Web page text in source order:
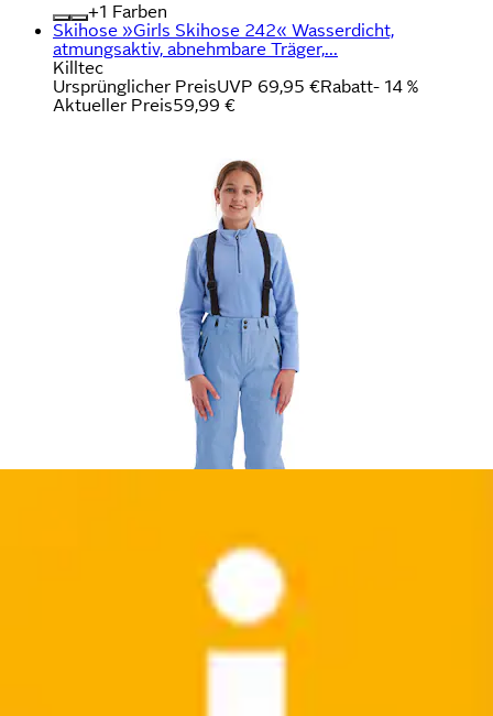
+
Farben
Skihose »Girls Skihose 242« Wasserdicht,
atmungsaktiv, abnehmbare Träger,...
Killtec
Ursprünglicher PreisUVP 69,95 €Rabatt- 14 %
Aktueller Preis59,99 €